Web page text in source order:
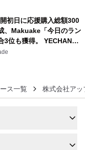
―』を上映！
初日に応援購入総額300
、Makuake「今日のラン
3位も獲得。 YECHAN音
ボウル第2弾の大型サイ
・3XL）を先行販売中
ス一覧 株式会社アッ